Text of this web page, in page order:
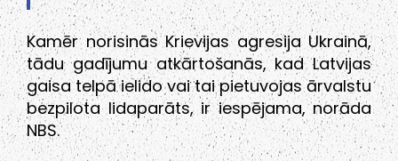
Kamēr norisinās Krievijas agresija Ukrainā,
tādu gadījumu atkārtošanās, kad Latvijas
gaisa telpā ielido vai tai pietuvojas ārvalstu
bezpilota lidaparāts, ir iespējama, norāda
NBS.